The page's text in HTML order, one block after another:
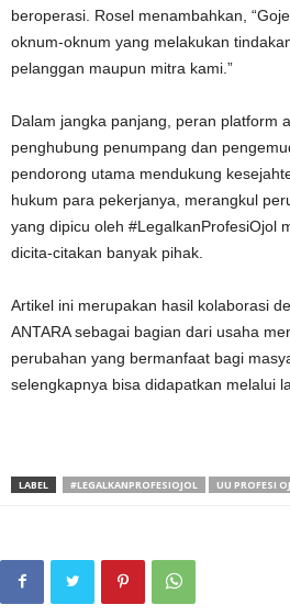
beroperasi. Rosel menambahkan,
oknum-oknum yang melakukan
pelanggan maupun mitra kami.”
Dalam jangka panjang, peran platform
penghubung penumpang dan
pendorong utama mendukung
hukum para pekerjanya, merangkul
yang dipicu oleh #LegalkanProfesiOjol
dicita-citakan banyak pihak.
Artikel ini merupakan hasil kolaborasi
ANTARA sebagai bagian dari usaha
perubahan yang bermanfaat bagi
selengkapnya bisa didapatkan melalui
LABEL #LEGALKANPROFESIOJOL UU PROFESI